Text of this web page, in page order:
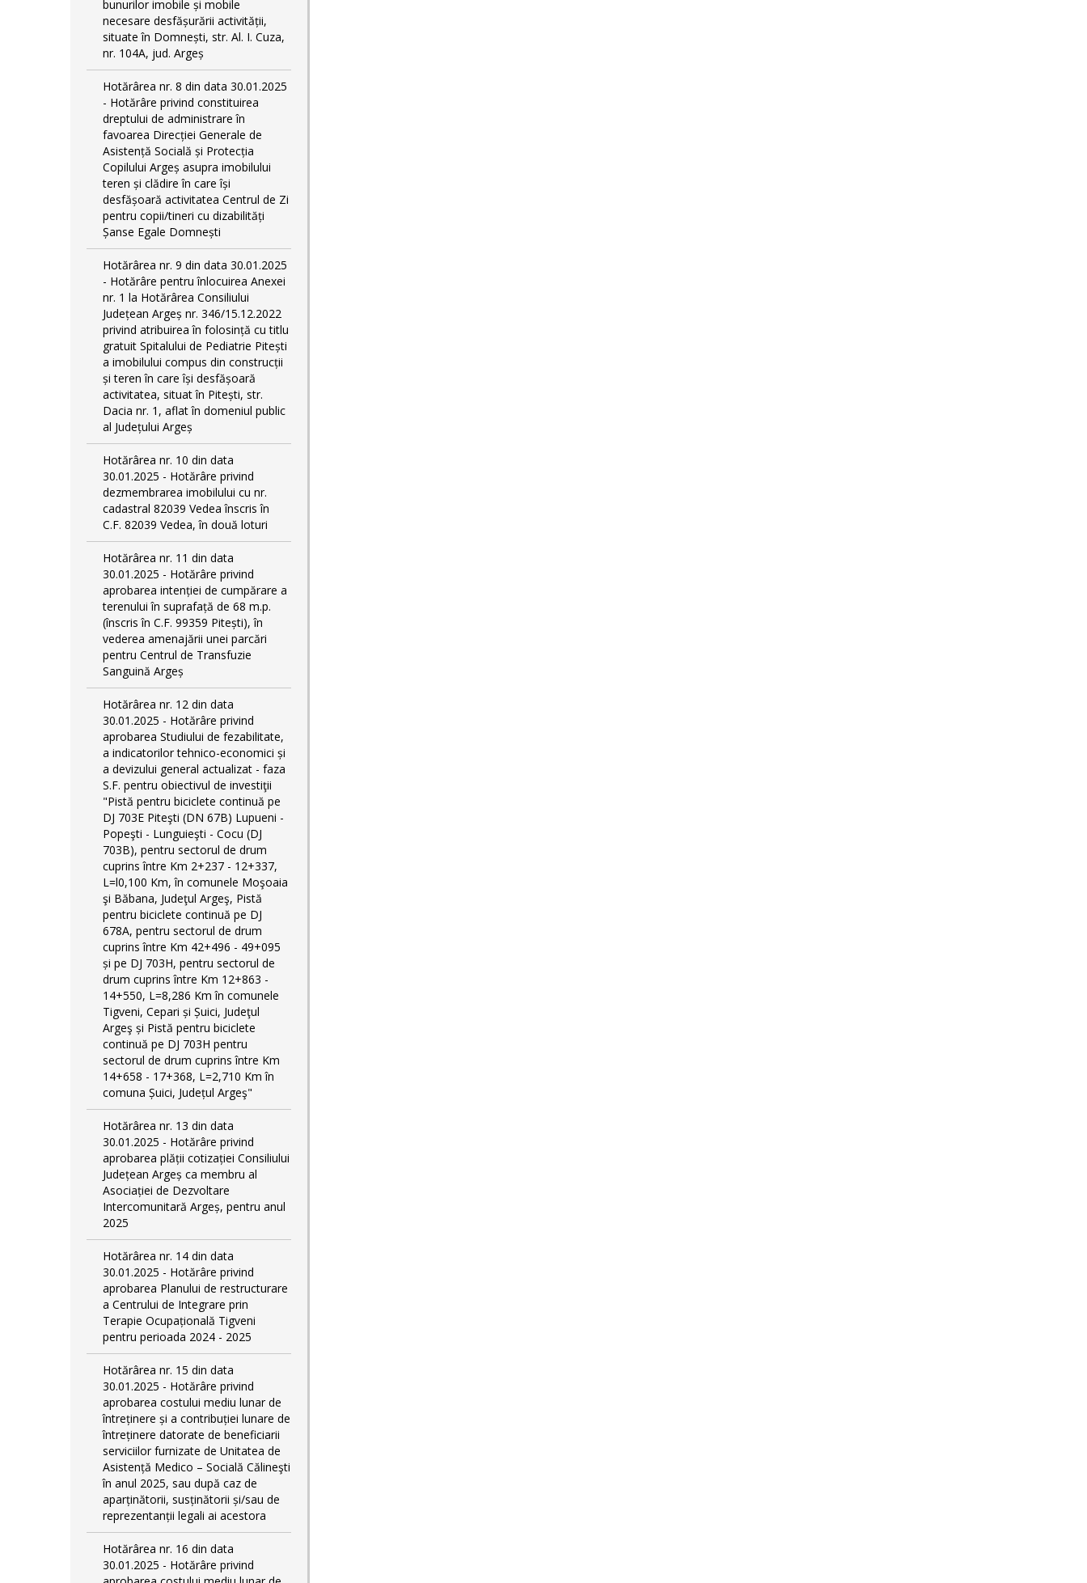
bunurilor imobile și mobile
necesare desfășurării activității,
situate în Domnești, str. Al. I. Cuza,
nr. 104A, jud. Argeș
Hotărârea nr. 8 din data 30.01.2025
- Hotărâre privind constituirea
dreptului de administrare în
favoarea Direcției Generale de
Asistență Socială și Protecția
Copilului Argeș asupra imobilului
teren și clădire în care își
desfășoară activitatea Centrul de Zi
pentru copii/tineri cu dizabilități
Șanse Egale Domnești
Hotărârea nr. 9 din data 30.01.2025
- Hotărâre pentru înlocuirea Anexei
nr. 1 la Hotărârea Consiliului
Județean Argeș nr. 346/15.12.2022
privind atribuirea în folosință cu titlu
gratuit Spitalului de Pediatrie Pitești
a imobilului compus din construcții
și teren în care își desfășoară
activitatea, situat în Pitești, str.
Dacia nr. 1, aflat în domeniul public
al Județului Argeș
Hotărârea nr. 10 din data
30.01.2025 - Hotărâre privind
dezmembrarea imobilului cu nr.
cadastral 82039 Vedea înscris în
C.F. 82039 Vedea, în două loturi
Hotărârea nr. 11 din data
30.01.2025 - Hotărâre privind
aprobarea intenției de cumpărare a
terenului în suprafață de 68 m.p.
(înscris în C.F. 99359 Pitești), în
vederea amenajării unei parcări
pentru Centrul de Transfuzie
Sanguină Argeș
Hotărârea nr. 12 din data
30.01.2025 - Hotărâre privind
aprobarea Studiului de fezabilitate,
a indicatorilor tehnico-economici și
a devizului general actualizat - faza
S.F. pentru obiectivul de investiţii
"Pistă pentru biciclete continuă pe
DJ 703E Piteşti (DN 67B) Lupueni -
Popeşti - Lunguieşti - Cocu (DJ
703B), pentru sectorul de drum
cuprins între Km 2+237 - 12+337,
L=l0,100 Km, în comunele Moşoaia
şi Băbana, Judeţul Argeş, Pistă
pentru biciclete continuă pe DJ
678A, pentru sectorul de drum
cuprins între Km 42+496 - 49+095
și pe DJ 703H, pentru sectorul de
drum cuprins între Km 12+863 -
14+550, L=8,286 Km în comunele
Tigveni, Cepari și Șuici, Judeţul
Argeş și Pistă pentru biciclete
continuă pe DJ 703H pentru
sectorul de drum cuprins între Km
14+658 - 17+368, L=2,710 Km în
comuna Șuici, Județul Argeş"
Hotărârea nr. 13 din data
30.01.2025 - Hotărâre privind
aprobarea plății cotizației Consiliului
Județean Argeș ca membru al
Asociației de Dezvoltare
Intercomunitară Argeș, pentru anul
2025
Hotărârea nr. 14 din data
30.01.2025 - Hotărâre privind
aprobarea Planului de restructurare
a Centrului de Integrare prin
Terapie Ocupațională Tigveni
pentru perioada 2024 - 2025
Hotărârea nr. 15 din data
30.01.2025 - Hotărâre privind
aprobarea costului mediu lunar de
întreținere și a contribuției lunare de
întreținere datorate de beneficiarii
serviciilor furnizate de Unitatea de
Asistență Medico – Socială Călineşti
în anul 2025, sau după caz de
aparținătorii, susținătorii și/sau de
reprezentanții legali ai acestora
Hotărârea nr. 16 din data
30.01.2025 - Hotărâre privind